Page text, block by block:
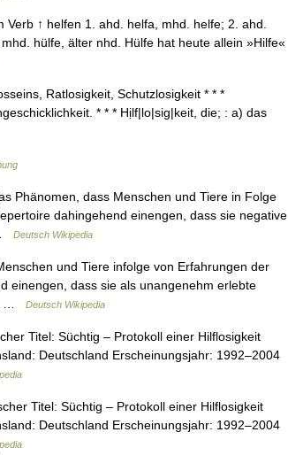
↑ helfen 1. ahd. helfa, mhd. helfe; 2. ahd.
hülfe, älter nhd. Hülfe hat heute allein »Hilfe«
Ratlosigkeit, Schutzlosigkeit * * *
* * * Hịlf|lo|sig|keit, die; : a) das
Phänomen, dass Menschen und Tiere in Folge
dahingehend einengen, dass sie negative
Deutsch Wikipedia
und Tiere infolge von Erfahrungen der
einengen, dass sie als unangenehm erlebte
…
Deutsch Wikipedia
Titel: Süchtig – Protokoll einer Hilflosigkeit
Deutschland Erscheinungsjahr: 1992–2004
Titel: Süchtig – Protokoll einer Hilflosigkeit
Deutschland Erscheinungsjahr: 1992–2004